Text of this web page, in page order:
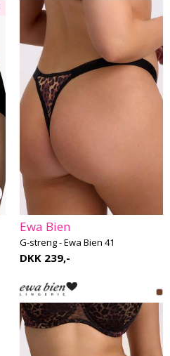
Ewa Bien
G-streng - Ewa Bien 41
DKK 239,-